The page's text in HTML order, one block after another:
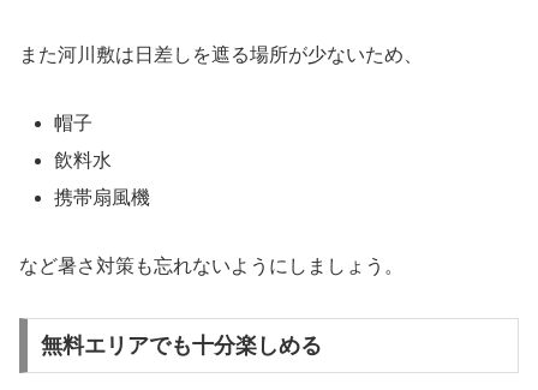
また河川敷は日差しを遮る場所が少ないため、
帽子
飲料水
携帯扇風機
など暑さ対策も忘れないようにしましょう。
無料エリアでも十分楽しめる